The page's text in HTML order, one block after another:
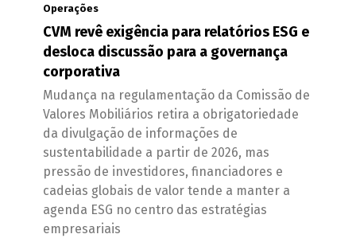
Operações
CVM revê exigência para relatórios ESG e
desloca discussão para a governança
corporativa
Mudança na regulamentação da Comissão de
Valores Mobiliários retira a obrigatoriedade
da divulgação de informações de
sustentabilidade a partir de 2026, mas
pressão de investidores, financiadores e
cadeias globais de valor tende a manter a
agenda ESG no centro das estratégias
empresariais